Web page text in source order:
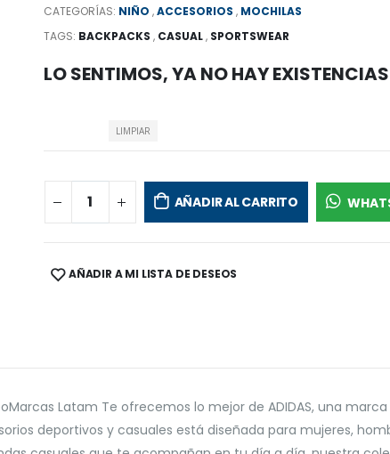
CATEGORÍAS: NIÑO ,ACCESORIOS , MOCHILAS
TAGS: BACKPACKS , CASUAL, SPORTSWEAR
LO SENTIMOS, YA NO HAY EXISTENCIAS
LIMPIAR
AÑADIR AL CARRITO
SHARE:AÑADIR A MI LISTA DE DESEOS
Latam Te ofrecemos lo mejor de ADIDAS, una
deportivos y casuales está diseñada para mujeres,